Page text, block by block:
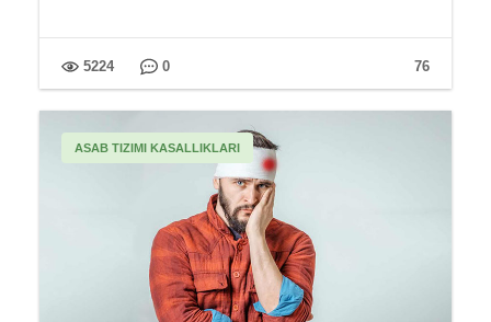
76
5224 0
ASAB TIZIMI KASALLIKLARI